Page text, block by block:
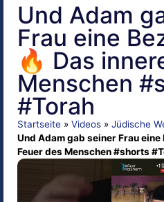
Und Adam
Frau eine
🔥 Das
Menschen
#Torah
Startseite » Videos » Jüdische
Und Adam gab seiner Frau
Feuer des Menschen #shorts